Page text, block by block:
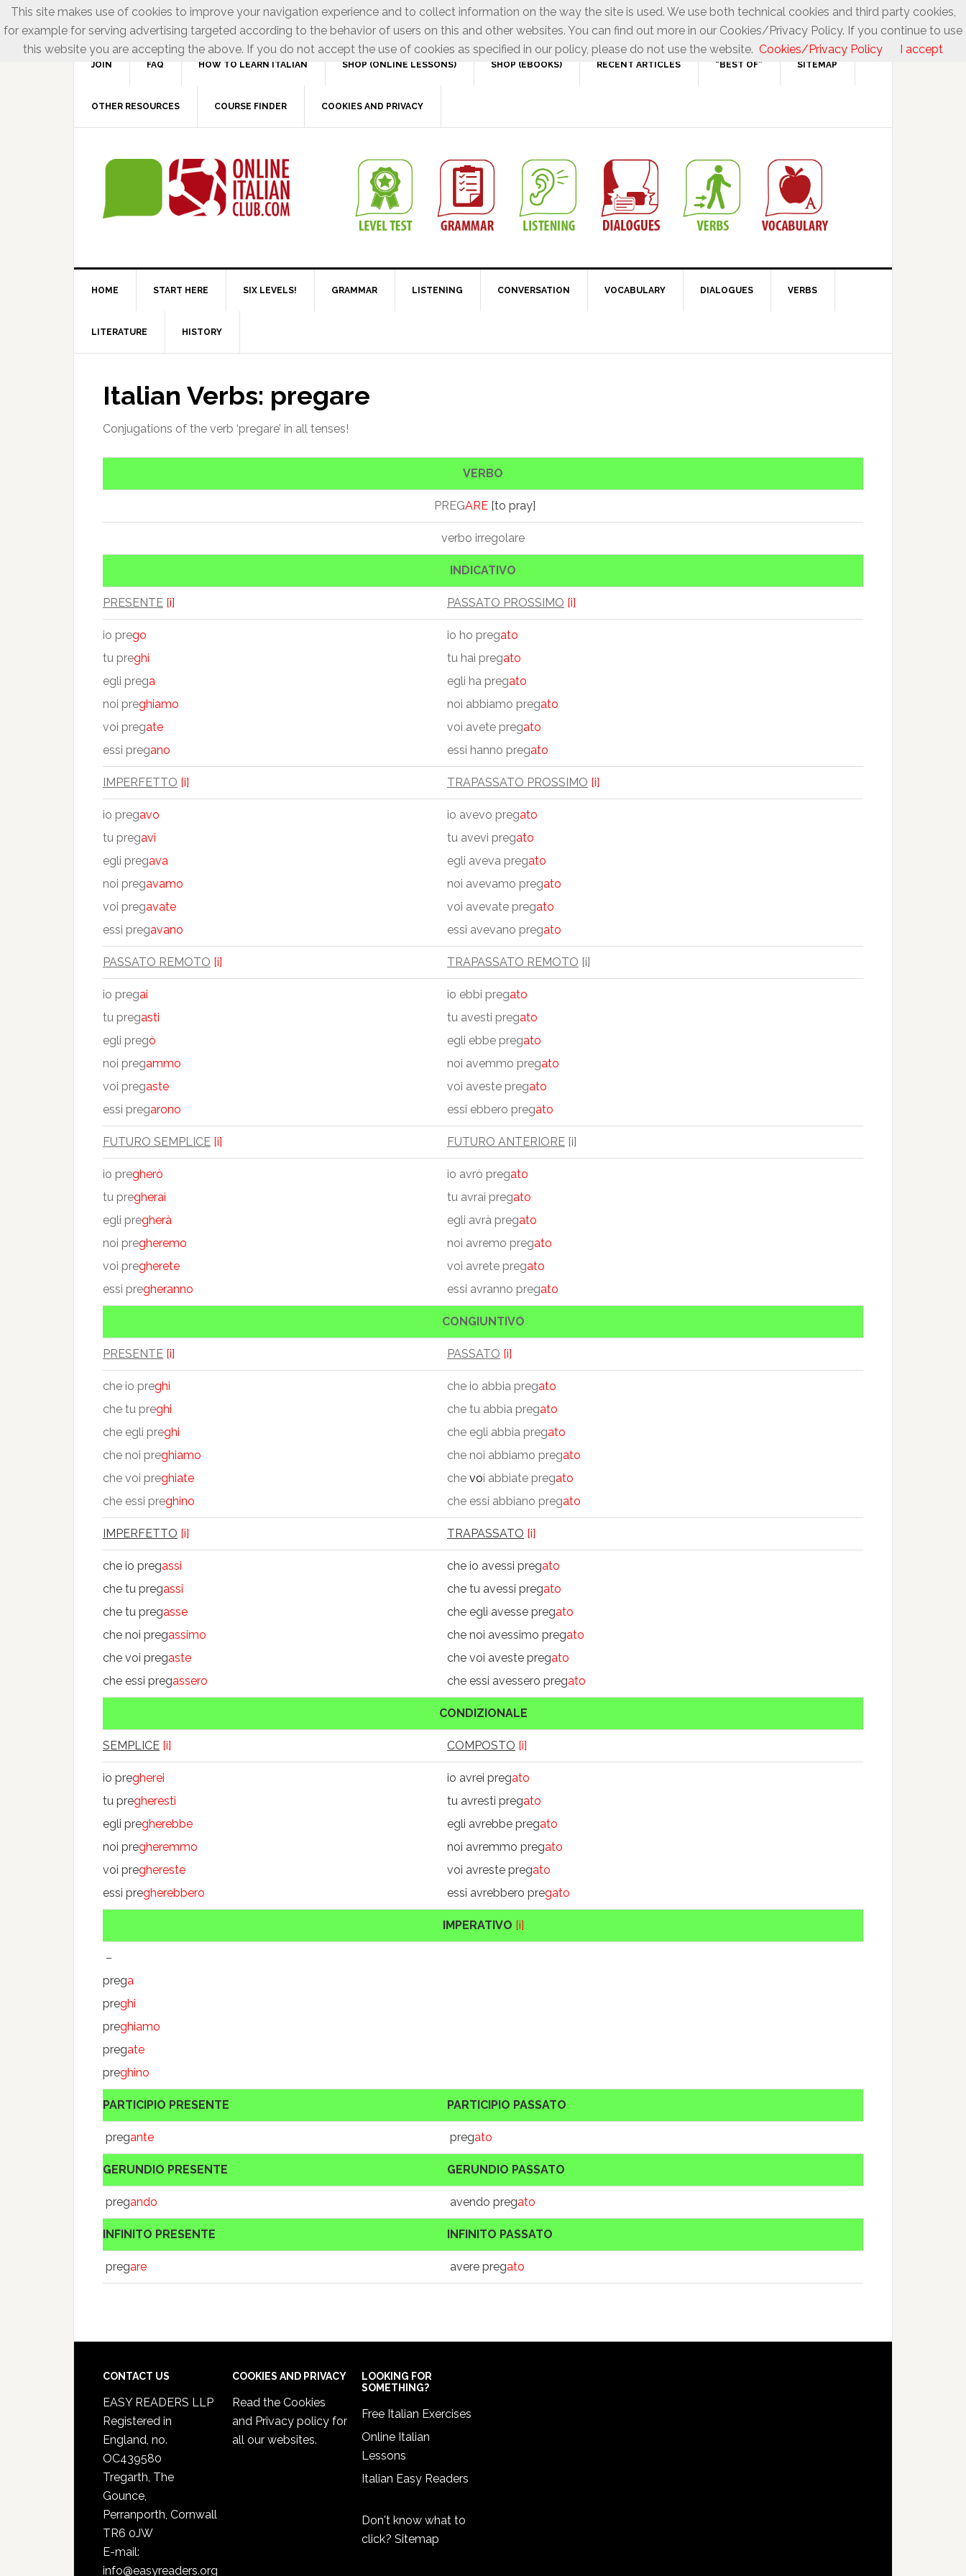
JOIN FAQ HOW TO LEARN ITALIAN SHOP (ONLINE LESSONS) SHOP (EBOOKS) RECENT ARTICLES “BEST OF” SITEMAP
OTHER RESOURCES COURSE FINDER COOKIES AND PRIVACY
HOME START HERE SIX LEVELS! GRAMMAR LISTENING CONVERSATION VOCABULARY DIALOGUES VERBS
LITERATURE HISTORY
Italian Verbs: pregare
Conjugations of the verb ‘pregare’ in all tenses!
VERBO
PREGARE [to pray]
verbo irregolare
INDICATIVO
PRESENTE [i] PASSATO PROSSIMO [i]
io prego
tu preghi
egli prega
noi preghiamo
voi pregate
essi pregano
io ho pregato
tu hai pregato
egli ha pregato
noi abbiamo pregato
voi avete pregato
essi hanno pregato
IMPERFETTO [i] TRAPASSATO PROSSIMO [i]
io pregavo
tu pregavi
egli pregava
noi pregavamo
voi pregavate
essi pregavano
io avevo pregato
tu avevi pregato
egli aveva pregato
noi avevamo pregato
voi avevate pregato
essi avevano pregato
PASSATO REMOTO [i] TRAPASSATO REMOTO [i]
io pregai
tu pregasti
egli pregò
noi pregammo
voi pregaste
essi pregarono
io ebbi pregato
tu avesti pregato
egli ebbe pregato
noi avemmo pregato
voi aveste pregato
essi ebbero pregato
FUTURO SEMPLICE [i] FUTURO ANTERIORE [i]
io pregherò
tu pregherai
egli pregherà
noi pregheremo
voi pregherete
essi pregheranno
io avrò pregato
tu avrai pregato
egli avrà pregato
noi avremo pregato
voi avrete pregato
essi avranno pregato
CONGIUNTIVO
PRESENTE [i] PASSATO [i]
che io preghi
che tu preghi
che egli preghi
che noi preghiamo
che voi preghiate
che essi preghino
che io abbia pregato
che tu abbia pregato
che egli abbia pregato
che noi abbiamo pregato
che voi abbiate pregato
che essi abbiano pregato
IMPERFETTO [i] TRAPASSATO [i]
che io pregassi
che tu pregassi
che tu pregasse
che noi pregassimo
che voi pregaste
che essi pregassero
che io avessi pregato
che tu avessi pregato
che egli avesse pregato
che noi avessimo pregato
che voi aveste pregato
che essi avessero pregato
CONDIZIONALE
SEMPLICE [i] COMPOSTO [i]
io pregherei
tu pregheresti
egli pregherebbe
noi pregheremmo
voi preghereste
essi pregherebbero
io avrei pregato
tu avresti pregato
egli avrebbe pregato
noi avremmo pregato
voi avreste pregato
essi avrebbero pregato
IMPERATIVO [i]
–
prega
preghi
preghiamo
pregate
preghino
PARTICIPIO PRESENTE PARTICIPIO PASSATO
pregante pregato
GERUNDIO PRESENTE GERUNDIO PASSATO
pregando avendo pregato
INFINITO PRESENTE INFINITO PASSATO
pregare avere pregato
CONTACT US
EASY READERS LLP
Registered in
England, no.
OC439580
Tregarth, The
Gounce,
Perranporth, Cornwall
TR6 0JW
E-mail:
info@easyreaders.org
COOKIES AND PRIVACY
Read the Cookies
and Privacy policy for
all our websites.
LOOKING FOR
SOMETHING?
Free Italian Exercises
Online Italian
Lessons
Italian Easy Readers
Don't know what to
click? Sitemap
This site makes use of cookies to improve your navigation experience and to collect information on the way the site is used. We use both technical cookies and third party cookies,
for example for serving advertising targeted according to the behavior of users on this and other websites. You can find out more in our Cookies/Privacy Policy. If you continue to use
this website you are accepting the above. If you do not accept the use of cookies as specified in our policy, please do not use the website. Cookies/Privacy Policy I accept